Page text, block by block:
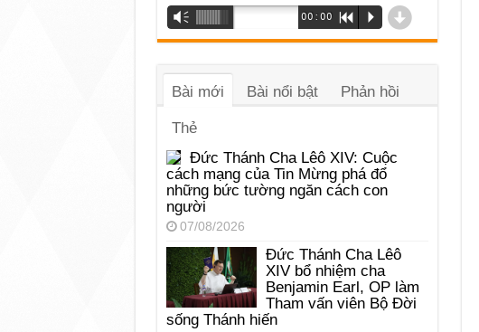
Trình
phát
âm
Vm 00:00 R P d
Bài mới Bài nổi bật Phản hồi
Thẻ
Đức Thánh Cha Lêô XIV: Cuộc
cách mạng của Tin Mừng phá đổ
những bức tường ngăn cách con
người
07/08/2026
Đức Thánh Cha Lêô
XIV bổ nhiệm cha
Benjamin Earl, OP làm
Tham vấn viên Bộ Đời
sống Thánh hiến